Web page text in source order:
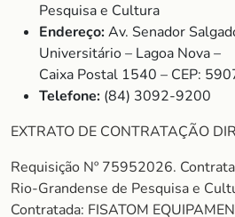
Pesquisa e Cultura
Endereço:Av. Senador
Universitário – Lagoa Nova –
Caixa Postal 1540 – CEP:
Telefone: (84) 3092-9200
EXTRATO DE CONTRATAÇÃO
Requisição Nº 75952026.
Rio-Grandense de Pesquisa e
Contratada: FISATOM